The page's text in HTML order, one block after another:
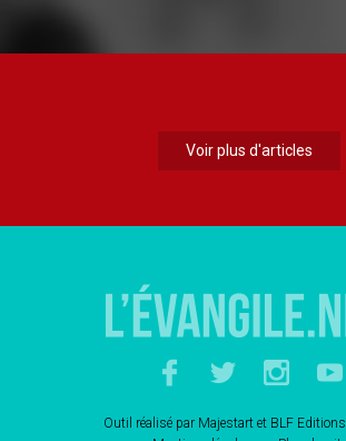
Voir plus d'articles
Outil réalisé par Majestartet BLF Editions